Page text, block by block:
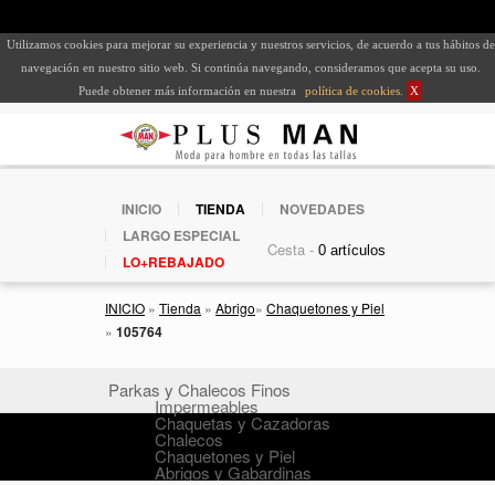
Utilizamos cookies para mejorar su experiencia y nuestros servicios, de acuerdo a tus hábitos de
navegación en nuestro sitio web. Si continúa navegando, consideramos que acepta su uso.
Puede obtener más información en nuestra
política de cookies X
INICIO TIENDA
NOVEDADES
LARGO ESPECIAL
LO+REBAJADO
Cesta -
INICIO » Tienda » Abrigo» Chaquetones y Piel
» 105764
Parkas y Chalecos Finos
Impermeables
Chaquetas y Cazadoras
Chalecos
Chaquetones y Piel
Abrigos y Gabardinas